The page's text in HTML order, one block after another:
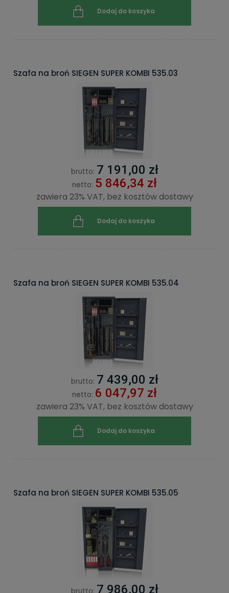
Dodaj do koszyka
Szafa na broń SIEGEN SUPER KOMBI 535.03
brutto: 7 191,00 zł
netto: 5 846,34 zł
zawiera 23% VAT, bez kosztów dostawy
Dodaj do koszyka
Szafa na broń SIEGEN SUPER KOMBI 535.04
brutto: 7 439,00 zł
netto: 6 047,97 zł
zawiera 23% VAT, bez kosztów dostawy
Dodaj do koszyka
Szafa na broń SIEGEN SUPER KOMBI 535.05
7 986,00 zł